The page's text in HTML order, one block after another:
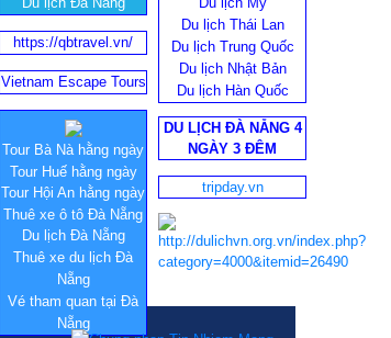
Du lịch Thái Lan
Du lịch Trung Quốc
Du lịch Nhật Bản
Du lịch Hàn Quốc
https://qbtravel.vn/
Vietnam Escape Tours
Tour Bà Nà hằng ngày
Tour Huế hằng ngày
Tour Hội An hằng ngày
Thuê xe ô tô Đà Nẵng
Du lịch Đà Nẵng
Thuê xe du lịch Đà
Nẵng
Vé tham quan tại Đà
Nẵng
DU LỊCH ĐÀ NẴNG 4
NGÀY 3 ĐÊM
tripday.vn